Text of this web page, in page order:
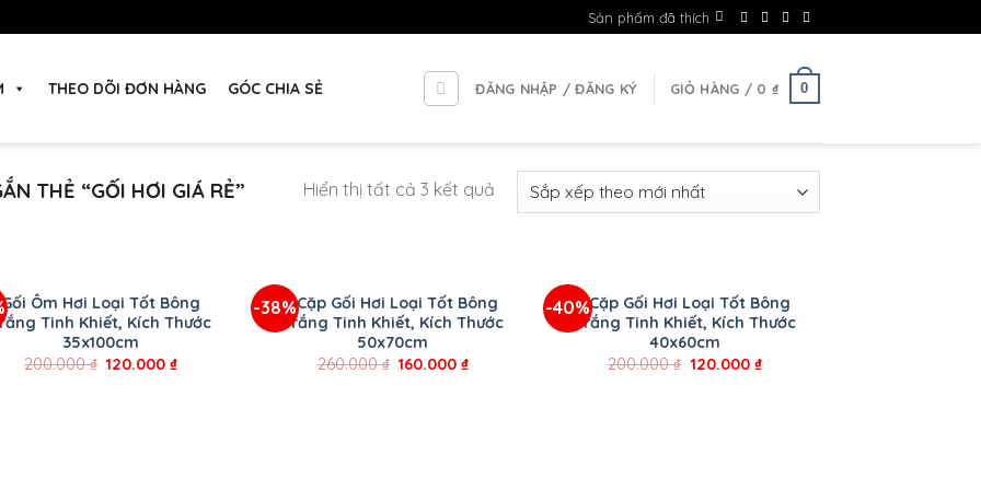
Sản phẩm đã thích
THEO DÕI ĐƠN HÀNG GÓC CHIA SẺ ĐĂNG NHẬP / ĐĂNG KÝ GIỎ HÀNG / 0 ₫ 0
THẺ “GỐI HƠI GIÁ RẺ” Hiển thị tất cả 3 kết quả
Gối Ôm Hơi Loại Tốt Bông
Tinh Khiết, Kích Thước
35x100cm
200.000₫ 120.000₫
-38%1 Cặp Gối Hơi Loại Tốt Bông
Trắng Tinh Khiết, Kích Thước
50x70cm
260.000₫ 160.000₫
-40%1 Cặp Gối Hơi Loại Tốt Bông
Trắng Tinh Khiết, Kích Thước
40x60cm
200.000₫ 120.000 ₫